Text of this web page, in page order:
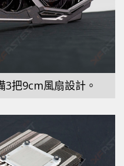
3把9cm風扇設計。